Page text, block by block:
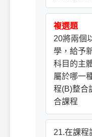
複選題
20將兩個
學，給予
科目的主
屬於哪一
程(B)整合
合課程
21.在課程